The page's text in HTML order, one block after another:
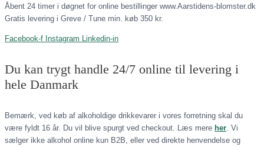
Åbent 24 timer i døgnet for online bestillinger www.Aarstidens-blomster.dk
Gratis levering i Greve / Tune min. køb 350 kr.
Facebook-f Instagram Linkedin-in
Du kan trygt handle 24/7 online til levering i
hele Danmark
Bemærk, ved køb af alkoholdige drikkevarer i vores forretning skal du
være fyldt 16 år. Du vil blive spurgt ved checkout. Læs mere her . Vi
sælger ikke alkohol online kun B2B, eller ved direkte henvendelse og